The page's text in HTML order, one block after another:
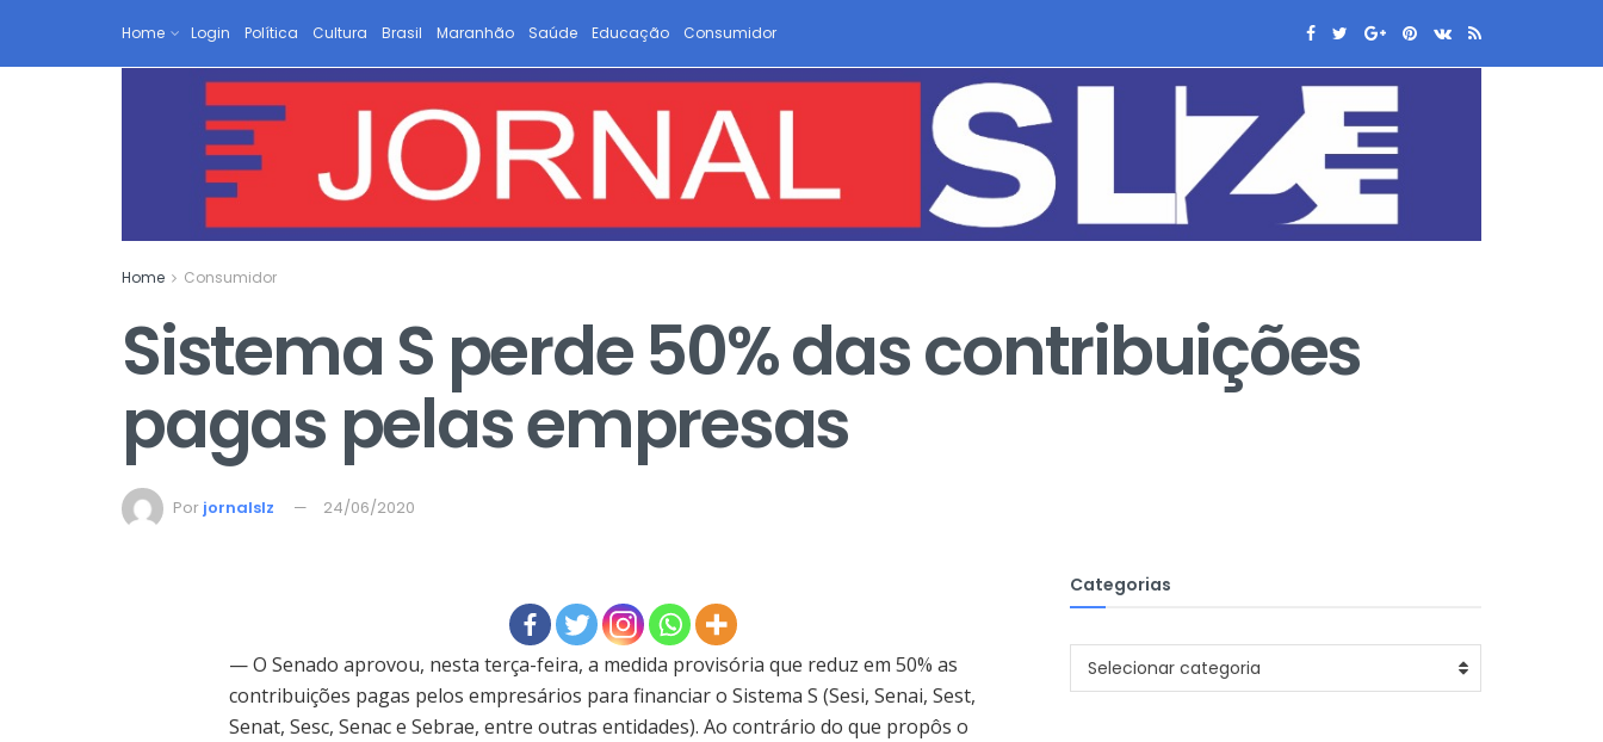
Home Login Política Cultura Brasil Maranhão Saúde Educação Consumidor
Home Consumidor
Sistema S perde 50% das contribuições
pagas pelas empresas
Por jornalslz 24/06/2020
— O Senado aprovou, nesta terça-feira, a medida provisória que reduz em 50% as
contribuições pagas pelos empresários para financiar o Sistema S (Sesi, Senai, Sest,
Senat, Sesc, Senac e Sebrae, entre outras entidades). Ao contrário do que propôs o
Categorias
Categorias
Selecionar categoria